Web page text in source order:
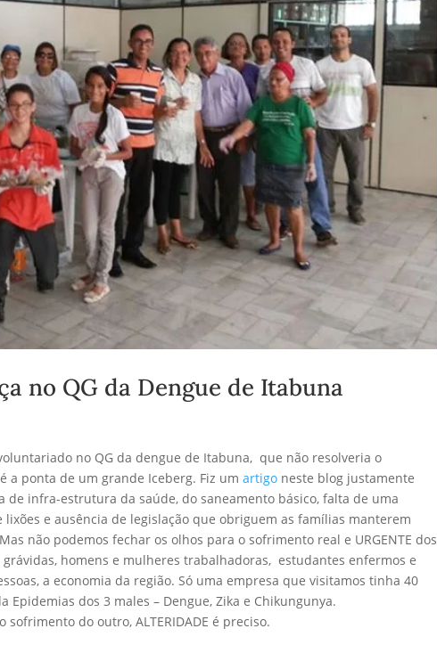
no QG da Dengue de Itabuna
no QG da dengue de Itabuna, que não resolveria o
a ponta de um grande Iceberg. Fiz um artigo neste blog justamente
infra-estrutura da saúde, do saneamento básico, falta de uma
e ausência de legislação que obriguem as famílias manterem
não podemos fechar os olhos para o sofrimento real e URGENTE dos
grávidas, homens e mulheres trabalhadoras, estudantes enfermos e
a economia da região. Só uma empresa que visitamos tinha 40
dos 3 males – Dengue, Zika e Chikungunya.
do outro, ALTERIDADE é preciso.